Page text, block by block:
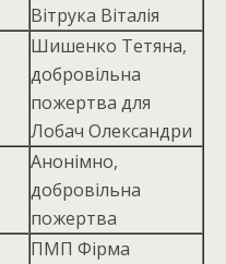
Вiтрука Вiталiя
Шишенко Тетяна,
добровiльна
пожертва для
Лобач Олександри
Анонімно,
добровільна
пожертва
ПМП Фірма